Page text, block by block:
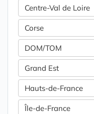
Centre-Val de Loire
Corse
DOM/TOM
Grand Est
Hauts-de-France
Île-de-France